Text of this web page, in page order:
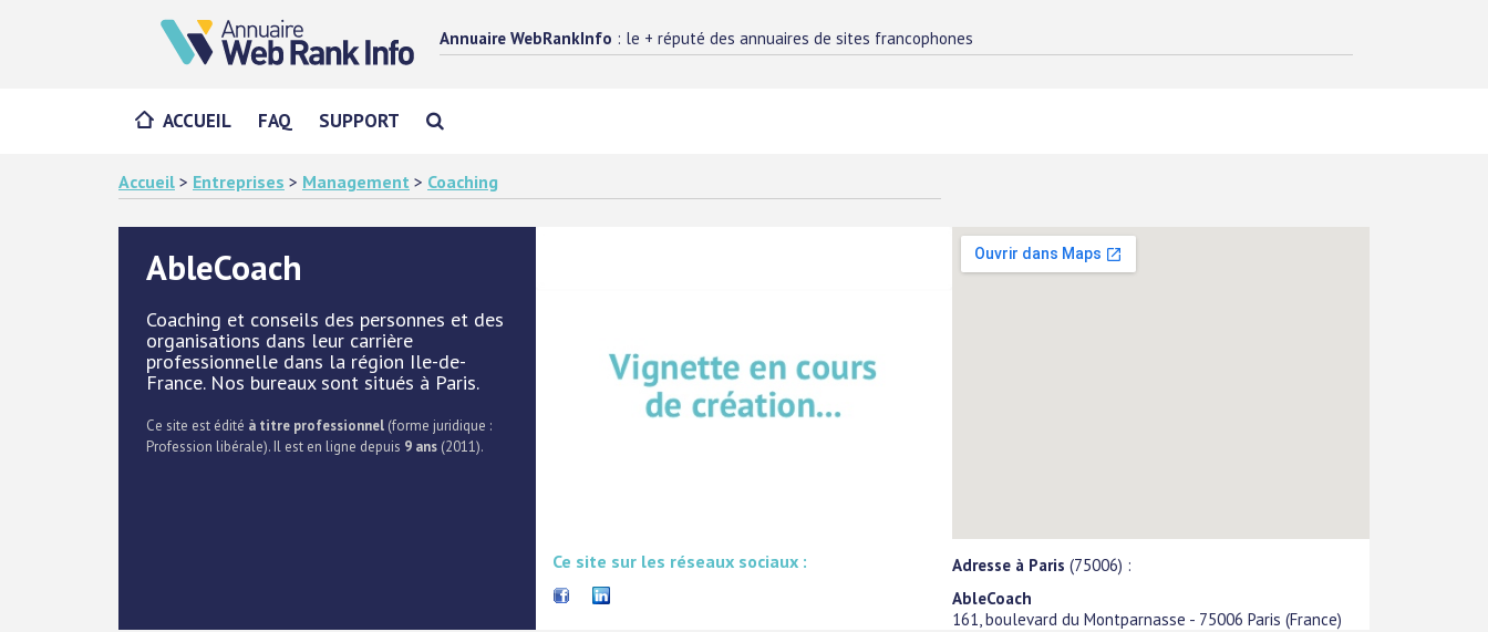
Annuaire WebRankInfo : le + réputé des annuaires de sites francophones
ACCUEIL FAQ SUPPORT
Accueil > Entreprises > Management > Coaching
AbleCoach
Coaching et conseils des personnes et des
organisations dans leur carrière
professionnelle dans la région Ile-de-
France. Nos bureaux sont situés à Paris.
Ce site est édité à titre professionnel (forme juridique :
Profession libérale). Il est en ligne depuis 9 ans (2011).
Ce site sur les réseaux sociaux : Adresse à Paris (75006) :
AbleCoach
161, boulevard du Montparnasse - 75006 Paris (France)